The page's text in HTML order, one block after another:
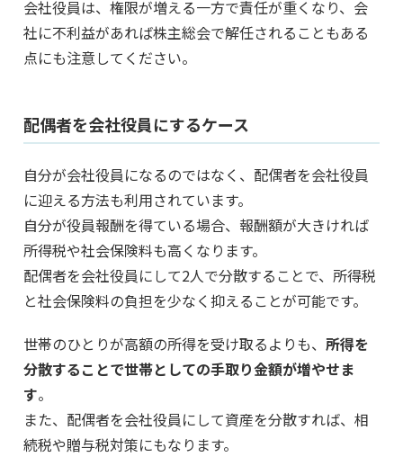
会社役員は、権限が増える一方で責任が重くなり、会
社に不利益があれば株主総会で解任されることもある
点にも注意してください。
配偶者を会社役員にするケース
自分が会社役員になるのではなく、配偶者を会社役員
に迎える方法も利用されています。
自分が役員報酬を得ている場合、報酬額が大きければ
所得税や社会保険料も高くなります。
配偶者を会社役員にして2人で分散することで、所得税
と社会保険料の負担を少なく抑えることが可能です。
世帯のひとりが高額の所得を受け取るよりも、 所得を
分散することで世帯としての手取り金額が増やせま
す。
また、配偶者を会社役員にして資産を分散すれば、相
続税や贈与税対策にもなります。